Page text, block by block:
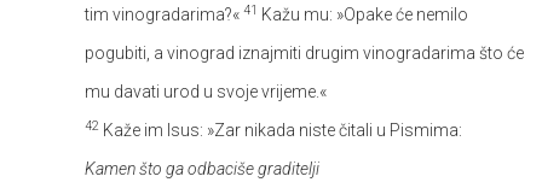
tim vinogradarima?« 41 Kažu mu: »Opake će nemilo
pogubiti, a vinograd iznajmiti drugim vinogradarima što će
mu davati urod u svoje vrijeme.«
42 Kaže im Isus: »Zar nikada niste čitali u Pismima:
Kamen što ga odbaciše graditelji